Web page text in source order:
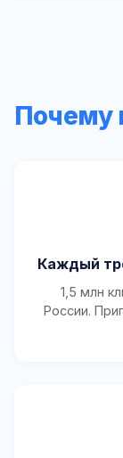
Почему
Каждый
1,5 млн
России.